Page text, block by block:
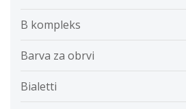
B kompleks
Barva za obrvi
Bialetti